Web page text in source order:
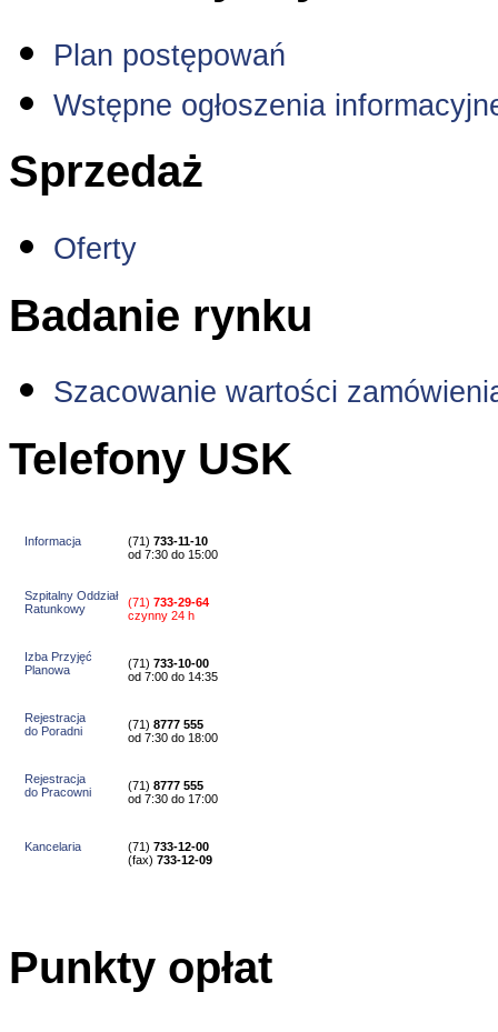
Plan postępowań
Wstępne ogłoszenia
Sprzedaż
Oferty
Badanie rynku
Szacowanie wartości
Telefony USK
Informacja (71) 733-11-10
od 7:30 do 15:00
Szpitalny Oddział
Ratunkowy
(71) 733-29-64
czynny 24 h
Izba Przyjęć
Planowa
(71) 733-10-00
od 7:00 do 14:35
Rejestracja
do Poradni
(71) 8777 555
od 7:30 do 18:00
Rejestracja
do Pracowni
(71) 8777 555
od 7:30 do 17:00
Kancelaria (71) 733-12-00
(fax) 733-12-09
Punkty opłat